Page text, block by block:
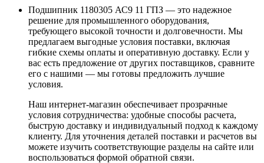
Подшипник 1180305 АС9 11 ГПЗ — это надежное
решение для промышленного оборудования,
требующего высокой точности и долговечности. Мы
предлагаем выгодные условия поставки, включая
гибкие схемы оплаты и оперативную доставку. Если у
вас есть предложение от других поставщиков, сравните
его с нашими — мы готовы предложить лучшие
условия.
Наш интернет-магазин обеспечивает прозрачные
условия сотрудничества: удобные способы расчета,
быструю доставку и индивидуальный подход к каждому
клиенту. Для уточнения деталей поставки и расчетов вы
можете изучить соответствующие разделы на сайте или
воспользоваться формой обратной связи.